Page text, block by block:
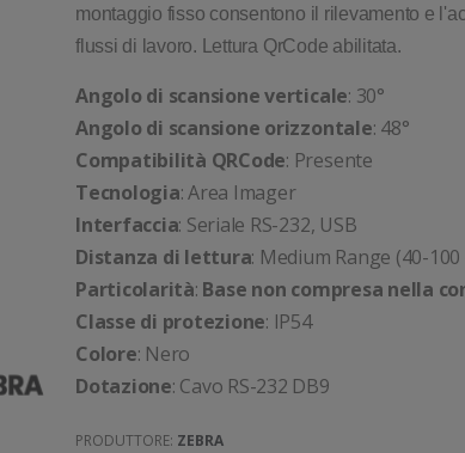
montaggio fisso consentono il rilevamento e
flussi di lavoro. Lettura QrCode abilitata.
Angolo di scansione verticale: 30°
Angolo di scansione orizzontale: 48°
Compatibilità QRCode: Presente
Tecnologia: Area Imager
Interfaccia: Seriale RS-232, USB
Distanza di lettura: Medium Range (40-100
Particolarità: Base non compresa nella
Classe di protezione: IP54
Colore: Nero
Dotazione: Cavo RS-232 DB9
PRODUTTORE: ZEBRA